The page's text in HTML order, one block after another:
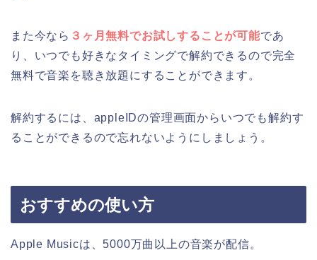
また今なら ３ヶ月無料でお試しすることが可能であ
り、いつでも好きなタイミングで解約できるので完全
無料で音楽を聴き放題にすることができます。
解約するには、appleIDの管理画面からいつでも解約す
ることができるので忘れないようにしましょう。
おすすめの使い方
Apple Musicは、5000万曲以上の音楽が配信。